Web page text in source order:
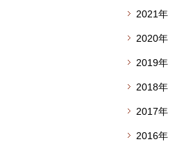
2021年
2020年
2019年
2018年
2017年
2016年